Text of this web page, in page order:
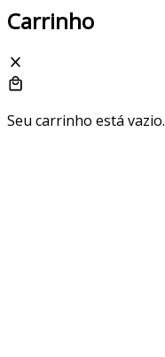
Carrinho
Seu carrinho está vazio.